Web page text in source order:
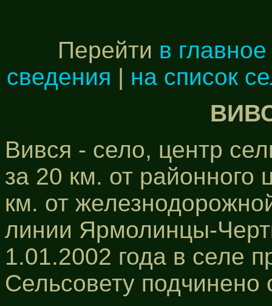
Перейти в
сведения | на список
Вився - село, центр
за 20 км. от
км. от
линии Ярмолинцы-
1.01.2002 года в селе
Сельсовету подчинено